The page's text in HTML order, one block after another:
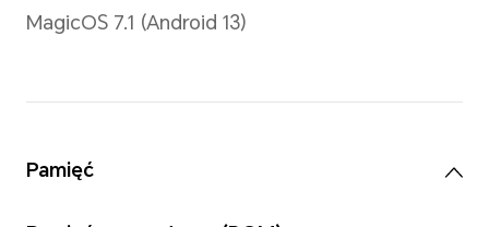
jest nieco mniejszy).
TFT LCD (IPS)